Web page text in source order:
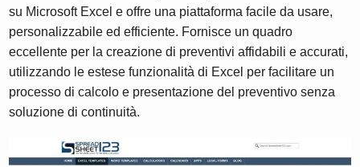
su Microsoft Excel e offre una piattaforma facile da usare,
personalizzabile ed efficiente. Fornisce un quadro
eccellente per la creazione di preventivi affidabili e accurati,
utilizzando le estese funzionalità di Excel per facilitare un
processo di calcolo e presentazione del preventivo senza
soluzione di continuità.